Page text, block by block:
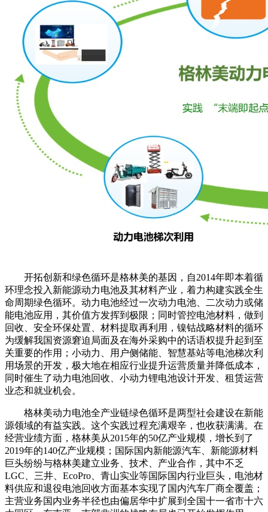
开拓创新和绿色循环是格林美的基因，自2014年即本着循
环理念投入新能源动力电池及其材料产业，着力构建实践全生
命周期绿色循环。动力电池经过一次动力电池、二次动力或储
能电池应用，其价值方发挥到极限；同时管控电池材料，做到
回收、安全环保处置、材料提取再利用，镍钴战略材料的循环
为缓解我国资源窘迫局面及在海外采购中的话语权提升起到至
关重要的作用；小动力、用户侧储能、智慧基站等电池梯次利
用场景的开发，极大地在相应行业提升运营质量并降低成本，
同时催生了动力电池回收、小动力锂电池设计开发、租赁运营
业态和就业机会。
格林美动力电池全产业链绿色循环是两型社会建设在新能
源领域的有益实践。这个实践过程充满艰辛，也收获满满。在
经营业绩方面，格林美从2015年的50亿产业规模，增长到了
2019年的140亿产业规模；国际国内新能源汽车、新能源材料
巨头纷纷与格林美建立业务、技术、产业合作，其中不乏
LGC、三井、EcoPro、青山实业等国际国内行业巨头，电池材
料供应和退役电池回收方面基本实现了国内汽车厂商全覆盖；
主营业务国内业务半径也由偏居华中扩展到全国十一省市十六